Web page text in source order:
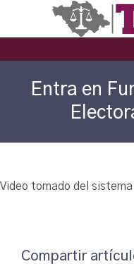
Entra en
Video tomado del sistema
Compartir